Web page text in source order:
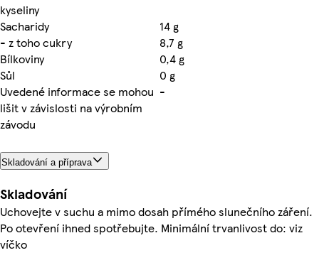
kyseliny
Sacharidy
14 g
- z toho cukry
8,7 g
Bílkoviny
0,4 g
Sůl
0 g
Uvedené informace se mohou
lišit v závislosti na výrobním
závodu
-
Skladování a příprava
Skladování
Uchovejte v suchu a mimo dosah přímého slunečního záření.
Po otevření ihned spotřebujte. Minimální trvanlivost do: viz
víčko